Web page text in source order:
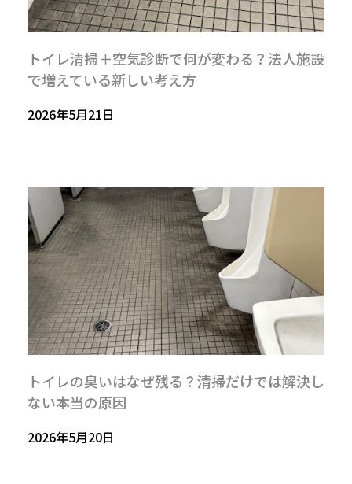
トイレ清掃＋空気診断で何が変わる？法人施設
で増えている新しい考え方
2026年5月21日
トイレの臭いはなぜ残る？清掃だけでは解決し
ない本当の原因
2026年5月20日